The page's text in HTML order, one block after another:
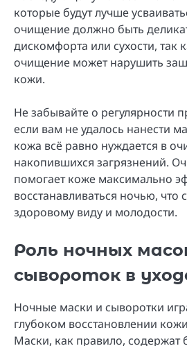
которые будут лучше
очищение должно быть
дискомфорта или сухости, так
очищение может нарушить
кожи.
Не забывайте о регулярности
если вам не удалось нанести
кожа всё равно нуждается в
накопившихся загрязнений.
помогает коже максимально
восстанавливаться ночью, что
здоровому виду и молодости.
Роль ночных
сывороток в
Ночные маски и сыворотки
глубоком восстановлении
Маски, как правило, содержат